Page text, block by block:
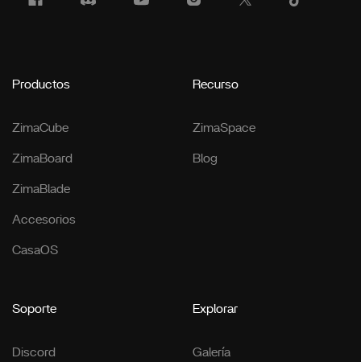
Productos
ZimaCube
ZimaBoard
ZimaBlade
Accesorios
CasaOS
Recurso
ZimaSpace
Blog
Soporte
Discord
Explorar
Galería